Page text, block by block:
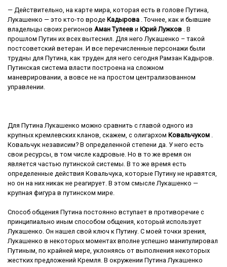
— Действительно, на карте мира, которая есть в голове Путина,
Лукашенко — это кто-то вроде Кадырова . Точнее, как и бывшие
владельцы своих регионов Аман Тулеев и Юрий Лужков . В
прошлом Путин их всех вытеснил. Для него Лукашенко – такой
постсоветский ветеран. И все перечисленные персонажи были
трудны для Путина, как труден для него сегодня Рамзан Кадыров.
Путинская система власти построена на сложном
маневрировании, а вовсе не на простом централизованном
управлении.
Для Путина Лукашенко можно сравнить с главой одного из
крупных кремлевских кланов, скажем, с олигархом Ковальчуком
Ковальчук независим? В определенной степени да. У него есть
свои ресурсы, в том числе кадровые. Но в то же время он
является частью путинской системы. В то же время есть
определенные действия Ковальчука, которые Путину не нравятся,
но он на них никак не реагирует. В этом смысле Лукашенко —
крупная фигура в путинском мире.
Способ общения Путина постоянно вступает в противоречие с
принципиально иным способом общения, который использует
Лукашенко. Он нашел свой ключ к Путину. С моей точки зрения,
Лукашенко в некоторых моментах вполне успешно манипулировал
Путиным, по крайней мере, уклоняясь от выполнения некоторых
жестких предложений Кремля. В окружении Путина Лукашенко